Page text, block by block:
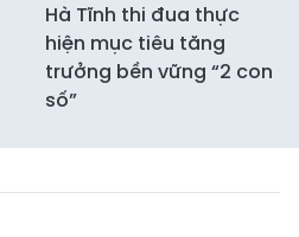
Hà Tĩnh thi đua thực
hiện mục tiêu tăng
trưởng bền vững “2 con
số”